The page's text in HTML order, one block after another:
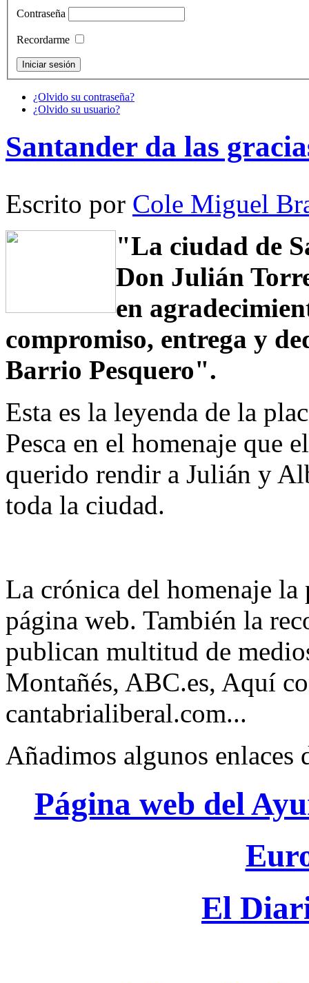
Contraseña
Recordarme
¿Olvido su contraseña?
¿Olvido su usuario?
Santander da las
Escrito por Cole Miguel
"La ciudad de
Don Julián
en
compromiso, entrega y
Barrio Pesquero".
Esta es la leyenda de la
Pesca en el homenaje que
querido rendir a Julián y
toda la ciudad.
La crónica del homenaje
página web. También la
publican multitud de
Montañés, ABC.es, Aquí
cantabrialiberal.com...
Añadimos algunos enlaces
Página web del
El